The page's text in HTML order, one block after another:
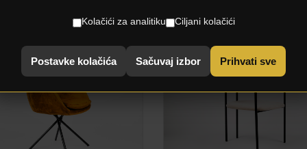
Kolačići za analitiku Ciljani kolačići
Postavke kolačića Sačuvaj izbor Prihvati sve